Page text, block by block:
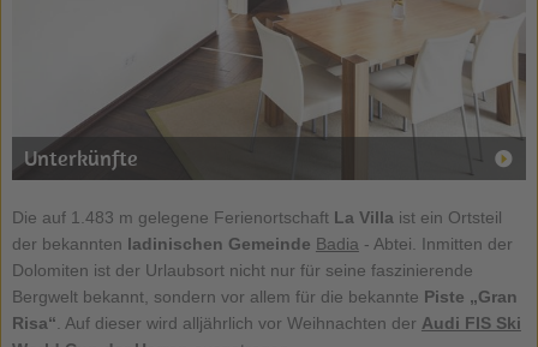
Unterkünfte
Die auf 1.483 m gelegene Ferienortschaft La Villaist ein Ortsteil
der bekannten ladinischen Gemeinde Badia- Abtei. Inmitten der
Dolomiten ist der Urlaubsort nicht nur für seine faszinierende
Bergwelt bekannt, sondern vor allem für die bekannte Piste „Gran
Risa“. Auf dieser wird alljährlich vor Weihnachten der Audi FIS Ski